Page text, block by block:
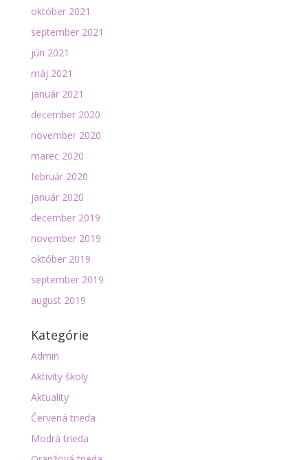
október 2021
september 2021
jún 2021
máj 2021
január 2021
december 2020
november 2020
marec 2020
február 2020
január 2020
december 2019
november 2019
október 2019
september 2019
august 2019
Kategórie
Admin
Aktivity školy
Aktuality
Červená trieda
Modrá trieda